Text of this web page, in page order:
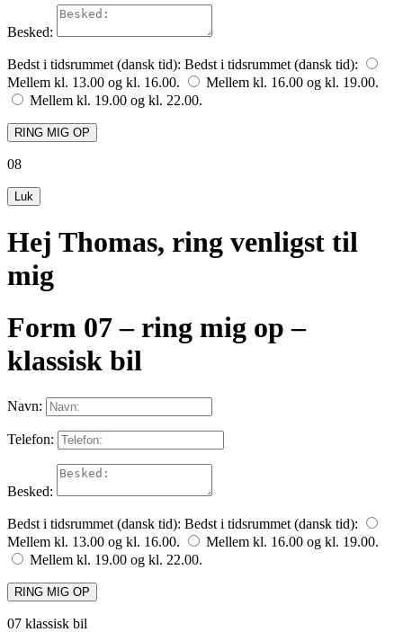
Besked:
Bedst i tidsrummet (dansk tid): Bedst i tidsrummet (dansk tid):
Mellem kl. 13.00 og kl. 16.00.
Mellem kl. 16.00 og kl. 19.00.
Mellem kl. 19.00 og kl. 22.00.
RING MIG OP
08
Luk
Hej Thomas, ring venligst til
mig
Form 07 – ring mig op –
klassisk bil
Navn:
Telefon:
Besked:
Bedst i tidsrummet (dansk tid): Bedst i tidsrummet (dansk tid):
Mellem kl. 13.00 og kl. 16.00.
Mellem kl. 16.00 og kl. 19.00.
Mellem kl. 19.00 og kl. 22.00.
RING MIG OP
07 klassisk bil